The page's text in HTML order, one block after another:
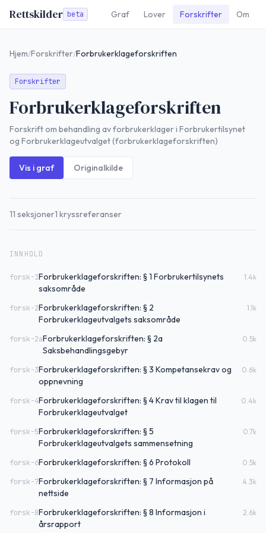
Rettskilder beta Graf Lover Forskrifter Om
Hjem/Forskrifter/Forbrukerklageforskriften
Forskrifter
Forbrukerklageforskriften
Forskrift om behandling av forbrukerklager i Forbrukertilsynet
og Forbrukerklageutvalget (forbrukerklageforskriften)
Vis i graf Originalkilde
11 seksjoner1 kryssreferanser
INNHOLD
forsk-1Forbrukerklageforskriften: § 1 Forbrukertilsynets
saksområde
1.4k
forsk-2Forbrukerklageforskriften: § 2
Forbrukerklageutvalgets saksområde
1.1k
forsk-2aForbrukerklageforskriften: § 2a
Saksbehandlingsgebyr
0.5k
forsk-3Forbrukerklageforskriften: § 3 Kompetansekrav og
oppnevning
0.6k
forsk-4Forbrukerklageforskriften: § 4 Krav til klagen til
Forbrukerklageutvalget
0.4k
forsk-5Forbrukerklageforskriften: § 5
Forbrukerklageutvalgets sammensetning
0.7k
forsk-6Forbrukerklageforskriften: § 6 Protokoll 0.5k
forsk-7Forbrukerklageforskriften: § 7 Informasjon på
nettside
4.3k
forsk-8Forbrukerklageforskriften: § 8 Informasjon i
årsrapport
2.6k